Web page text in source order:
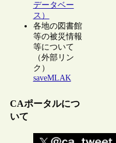
データベー
ス）
各地の図書館
等の被災情報
等について
（外部リン
ク）
saveMLAK
CAポータルにつ
いて